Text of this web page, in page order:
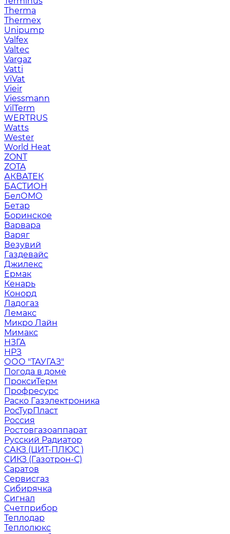
Therma
Thermex
Unipump
Valfex
Valtec
Vargaz
Vatti
ViVat
Vieir
Viessmann
VilTerm
WERTRUS
Watts
Wester
World Heat
ZONT
ZOTA
АКВАТЕК
БАСТИОН
БелОМО
Бетар
Боринское
Варвара
Варяг
Везувий
Газдевайс
Джилекс
Ермак
Кенарь
Конорд
Ладогаз
Лемакс
Микро Лайн
Мимакс
НЗГА
НРЗ
ООО "ТАУГАЗ"
Погода в доме
ПроксиТерм
Профресурс
Раско Газэлектроника
РосТурПласт
Россия
Ростовгазоаппарат
Русский Радиатор
САКЗ (ЦИТ-ПЛЮС )
СИКЗ (Газотрон-С)
Саратов
Сервисгаз
Сибирячка
Сигнал
Счетприбор
Теплодар
Теплолюкс